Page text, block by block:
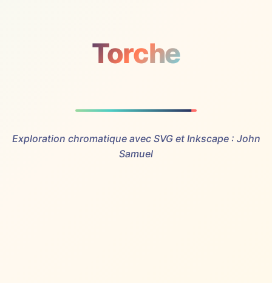
Torche
Exploration chromatique avec SVG et Inkscape : John
Samuel